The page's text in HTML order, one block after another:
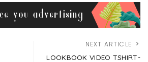
NEXT ARTICLE
LOOKBOOK VIDEO TSHIRT-